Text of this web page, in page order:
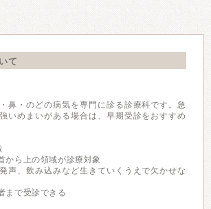
て
鼻・のどの病気を専門に診る診療科です。急
いめまいがある場合は、早期受診をおすすめ
から上の領域が診療対象
声、飲み込みなど生きていくうえで欠かせな
まで受診できる